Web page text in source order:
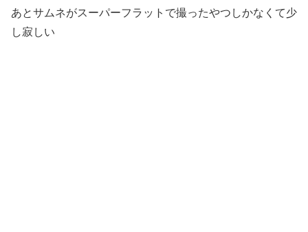
あとサムネがスーパーフラットで撮ったやつしかなくて少
し寂しい